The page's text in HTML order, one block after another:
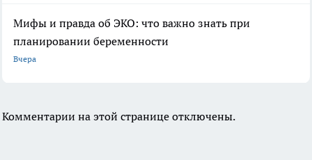
Мифы и правда об ЭКО: что важно знать при
планировании беременности
Вчера
Комментарии на этой странице отключены.